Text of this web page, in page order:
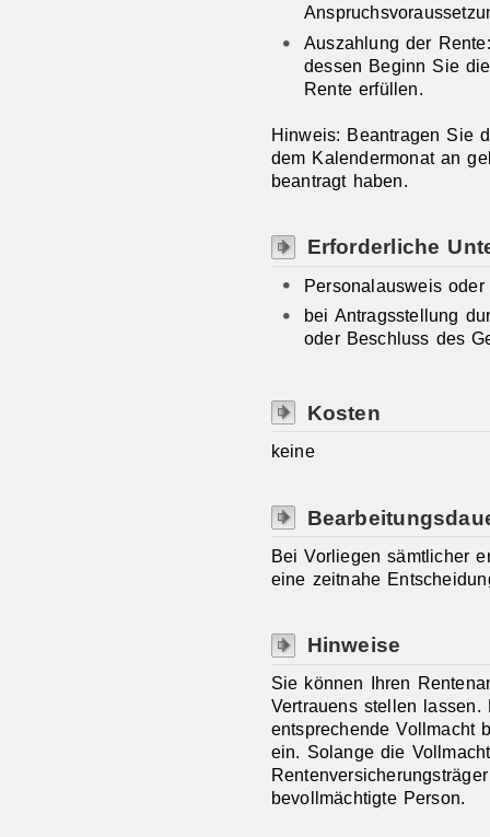
Auszahlung der
dessen Beginn Sie
Rente erfüllen.
Hinweis: Beantragen Sie
dem Kalendermonat an
beantragt haben.
Erforderliche
Personalausweis
bei Antragsstellung
oder Beschluss des
Kosten
keine
Bei Vorliegen sämtlicher
eine zeitnahe
Hinweise
Sie können Ihren
Vertrauens stellen
entsprechende Vollmacht
ein. Solange die
bevollmächtigte Person.